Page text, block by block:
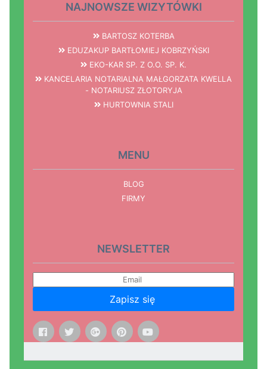
NAJNOWSZE WIZYTÓWKI
BARTOSZ KOTERBA
EDUZAKUP BARTŁOMIEJ KOBRZYŃSKI
EKO-KAR SP. Z O.O. SP. K.
KANCELARIA NOTARIALNA MAŁGORZATA KWELLA
- NOTARIUSZ ZŁOTORYJA
HURTOWNIA STALI
MENU
BLOG
FIRMY
NEWSLETTER
Zapisz się